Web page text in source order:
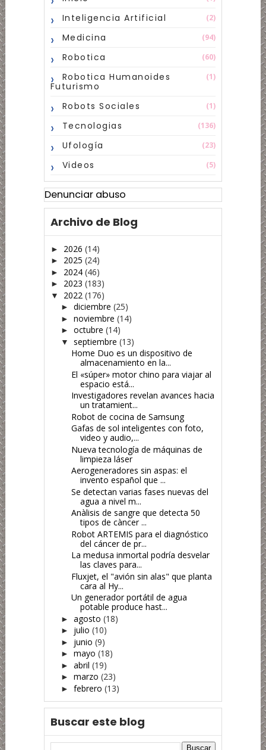
Inteligencia Artificial (2)
Medicina (94)
Robotica (60)
Robotica Humanoides
Futurismo
(1)
Robots Sociales (1)
Tecnologias (136)
Ufología (23)
Videos (5)
Denunciar abuso
Archivo de Blog
► 2026 (14)
► 2025 (24)
► 2024 (46)
► 2023 (183)
▼ 2022 (176)
► diciembre (25)
► noviembre (14)
► octubre (14)
▼ septiembre (13)
Home Duo es un dispositivo de
almacenamiento en la...
El «súper» motor chino para viajar al
espacio está...
Investigadores revelan avances hacia
un tratamient...
Robot de cocina de Samsung
Gafas de sol inteligentes con foto,
video y audio,...
Nueva tecnología de máquinas de
limpieza láser
Aerogeneradores sin aspas: el
invento español que ...
Se detectan varias fases nuevas del
agua a nivel m...
Anàlisis de sangre que detecta 50
tipos de càncer ...
Robot ARTEMIS para el diagnóstico
del cáncer de pr...
La medusa inmortal podría desvelar
las claves para...
Fluxjet, el "avión sin alas" que planta
cara al Hy...
Un generador portátil de agua
potable produce hast...
► agosto (18)
► julio (10)
► junio (9)
► mayo (18)
► abril (19)
► marzo (23)
► febrero (13)
Buscar este blog